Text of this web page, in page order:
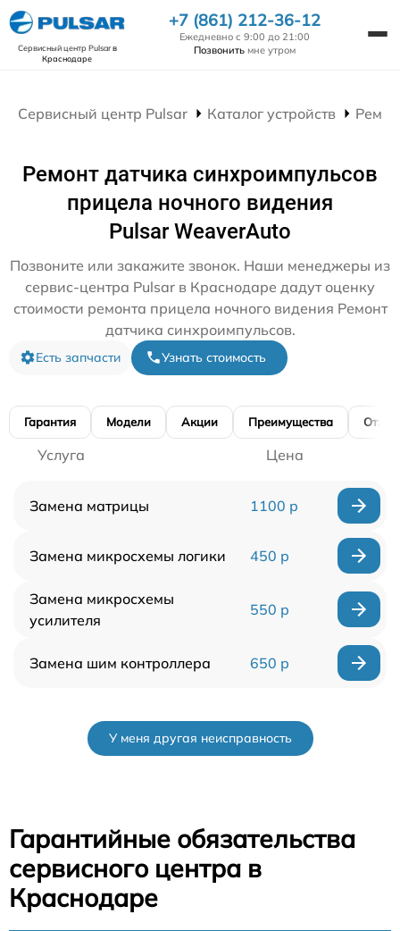
Сервисный центр Pulsarв
Краснодаре
+7 (861) 212-36-12
Ежедневно с 9:00 до 21:00
Позвонить мне утром
Сервисный центр Pulsar Каталог устройств
Ремонт датчика синхроимпульсов
прицела ночного видения
Pulsar WeaverAuto
Позвоните или закажите звонок. Наши менеджеры из
сервис-центра Pulsar в Краснодаре дадут оценку
стоимости ремонта прицела ночного видения Ремонт
датчика синхроимпульсов.
Есть запчасти Узнать стоимость
Гарантия Модели Акции Преимущества
Услуга Цена
Замена матрицы 1100 р
Замена микросхемы логики 450 р
Замена микросхемы
усилителя
550 р
Замена шим контроллера 650 р
У меня другая неисправность
Гарантийные обязательства
сервисного центра в
Краснодаре